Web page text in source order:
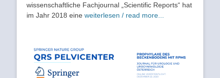
wissenschaftliche Fachjournal „Scientific Reports“ hat
im Jahr 2018 eine weiterlesen / read more...